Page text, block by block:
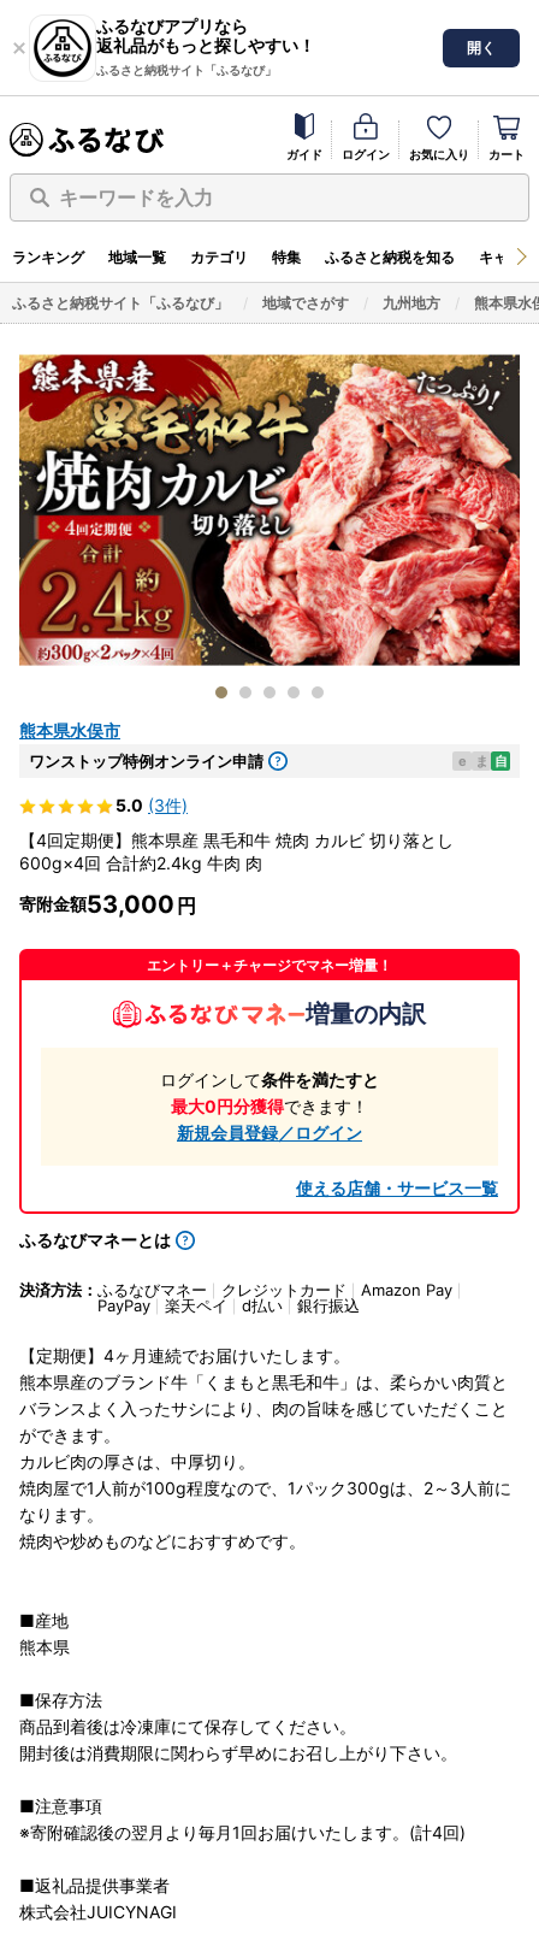
ふるなびアプリなら
返礼品がもっと探しやすい！
ふるさと納税サイト「ふるなび」
開く
ガイド ログイン お気に入り カート
キーワードを入力
ランキング 地域一覧 カテゴリ 特集 ふるさと納税を知る キャン
ふるさと納税サイト「ふるなび」 地域でさがす 九州地方 熊本県水
熊本県水俣市
ワンストップ特例オンライン申請 e ま 自
5.0 (3件)
【4回定期便】熊本県産 黒毛和牛 焼肉 カルビ 切り落とし
600g×4回 合計約2.4kg 牛肉 肉
寄附金額53,000
エントリー＋チャージでマネー増量！
増量の内訳
ログインして条件を満たすと
最大0円分獲得できます！
新規会員登録／ログイン
使える店舗・サービス一覧
ふるなびマネーとは
決済方法： ふるなびマネー クレジットカード
Amazon Pay
PayPay
楽天ペイ d払い 銀行振込
【定期便】4ヶ月連続でお届けいたします。
熊本県産のブランド牛「くまもと黒毛和牛」は、柔らかい肉質と
バランスよく入ったサシにより、肉の旨味を感じていただくこと
ができます。
カルビ肉の厚さは、中厚切り。
焼肉屋で1人前が100g程度なので、1パック300gは、2～3人前に
なります。
焼肉や炒めものなどにおすすめです。
■産地
熊本県
■保存方法
商品到着後は冷凍庫にて保存してください。
開封後は消費期限に関わらず早めにお召し上がり下さい。
■注意事項
※寄附確認後の翌月より毎月1回お届けいたします。(計4回)
■返礼品提供事業者
株式会社JUICYNAGI